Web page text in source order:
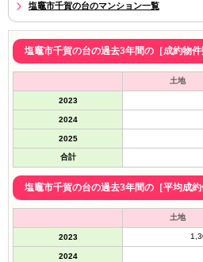
塩竈市千賀の台のマンション一覧
塩竈市千賀の台の過去3年間の［成約物
土地
2023
2024
2025
合計
塩竈市千賀の台の過去3年間の［平均成
土地
2023
2024